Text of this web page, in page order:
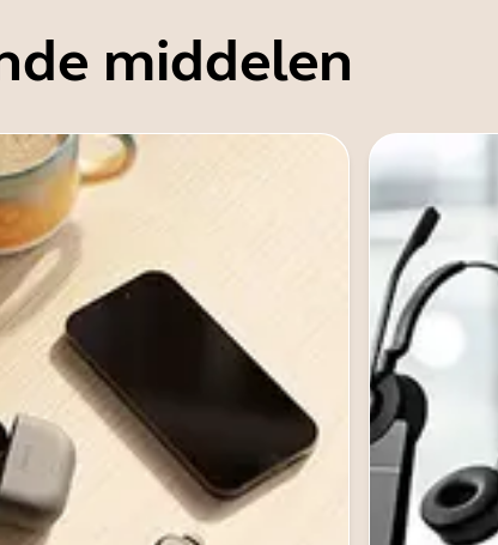
middelen